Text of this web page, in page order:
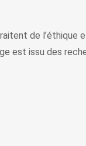
de l’éthique
est issu des